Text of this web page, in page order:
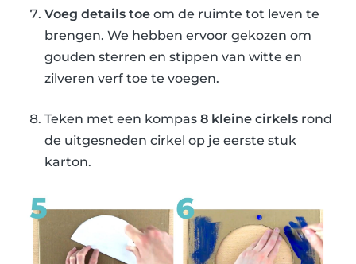
Voeg details toe om de ruimte tot leven te
brengen. We hebben ervoor gekozen om
gouden sterren en stippen van witte en
zilveren verf toe te voegen.
Teken met een kompas 8 kleine cirkels rond
de uitgesneden cirkel op je eerste stuk
karton.